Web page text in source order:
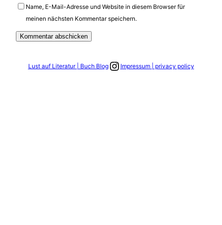
Name, E-Mail-Adresse und Website in diesem Browser für
meinen nächsten Kommentar speichern.
Lust auf Literatur | Buch BlogLink zum Instagram Account
Impressum | privacy policy